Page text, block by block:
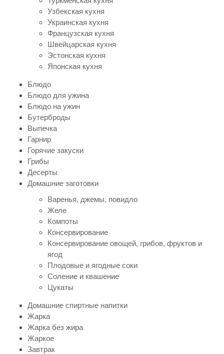
Узбекская кухня
Украинская кухня
Французская кухня
Швейцарская кухня
Эстонская кухня
Японская кухня
Блюдо
Блюдо для ужина
Блюдо на ужин
Бутерброды
Выпечка
Гарнир
Горячие закуски
Грибы
Десерты
Домашние заготовки
Варенья, джемы, повидло
Желе
Компоты
Консервирование
Консервирование овощей, грибов, фруктов и
ягод
Плодовые и ягодные соки
Соление и квашение
Цукаты
Домашние спиртные напитки
Жарка
Жарка без жира
Жаркое
Завтрак